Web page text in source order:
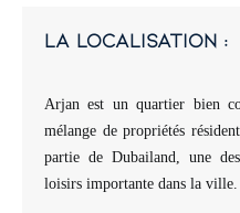
la localisation :
Arjan est un quartier bien
mélange de propriétés
partie de Dubailand, une
loisirs importante dans la ville.